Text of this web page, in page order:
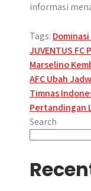
informasi
Tags:
JUVENTUS FC
Marselino
Post
AFC Ubah
Timnas
Pertandingan
Search